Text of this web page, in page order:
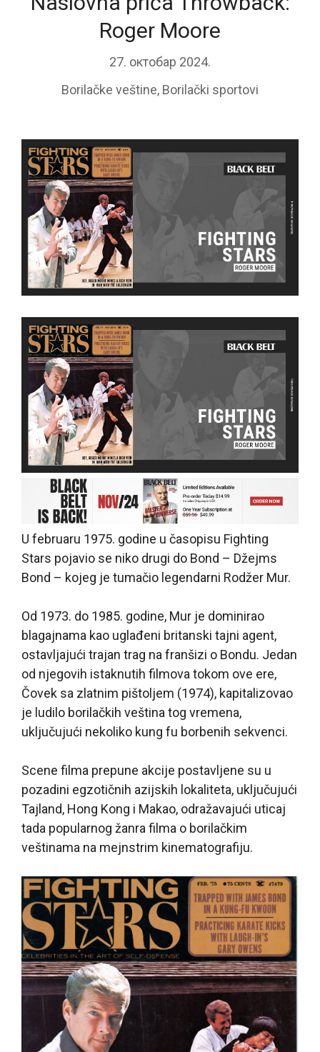
Roger Moore
27. октобар 2024.
Borilačke veštine, Borilački sportovi
U februaru 1975. godine u časopisu Fighting
Stars pojavio se niko drugi do Bond – Džejms
Bond – kojeg je tumačio legendarni Rodžer Mur.
Od 1973. do 1985. godine, Mur je dominirao
blagajnama kao uglađeni britanski tajni agent,
ostavljajući trajan trag na franšizi o Bondu. Jedan
od njegovih istaknutih filmova tokom ove ere,
Čovek sa zlatnim pištoljem (1974), kapitalizovao
je ludilo borilačkih veština tog vremena,
uključujući nekoliko kung fu borbenih sekvenci.
Scene filma prepune akcije postavljene su u
pozadini egzotičnih azijskih lokaliteta, uključujući
Tajland, Hong Kong i Makao, odražavajući uticaj
tada popularnog žanra filma o borilačkim
veštinama na mejnstrim kinematografiju.